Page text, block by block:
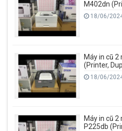
M402dn
18/06/
Máy in cũ 2
(Printer,
18/06/
Máy in cũ 2
P225db